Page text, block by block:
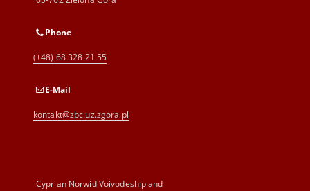
Phone
(+48) 68 328 21 55
E-Mail
kontakt@zbc.uz.zgora.pl
Cyprian Norwid Voivodeship and